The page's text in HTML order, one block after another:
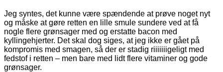
Jeg syntes, det kunne være spændende at prøve noget nyt
og måske at gøre retten en lille smule sundere ved at få
nogle flere grønsager med og erstatte bacon med
kyllingehjerter. Det skal dog siges, at jeg ikke er gået på
kompromis med smagen, så der er stadig riiiiiiigeligt med
fedstof i retten – men bare med lidt flere vitaminer og gode
grønsager.